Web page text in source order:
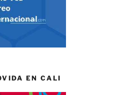
EN CALI